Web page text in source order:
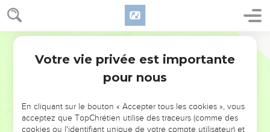
NE MANQUEZ PAS L’ÉVÉNEMENT
DE L’ANNÉE !
Votre vie privée est importante
pour nous
En cliquant sur le bouton « Accepter tous les cookies », vous
acceptez que TopChrétien utilise des traceurs (comme des
cookies ou l'identifiant unique de votre compte utilisateur) et